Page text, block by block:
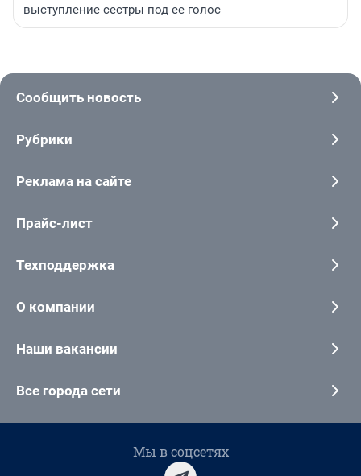
выступление сестры под ее голос
Сообщить новость
Рубрики
Реклама на сайте
Прайс-лист
Техподдержка
О компании
Наши вакансии
Все города сети
Мы в соцсетях